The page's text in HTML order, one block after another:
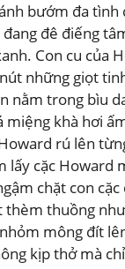
bướm đa
đê điếng
Con cu của
những giọt
nằm trong bìu
khà hơi
rú lên
cặc
chặt con
thuồng
mông đít
kịp thở mà